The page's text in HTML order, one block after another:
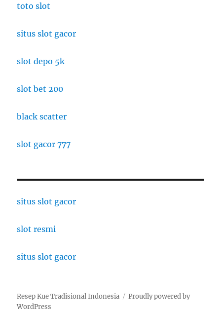
toto slot
situs slot gacor
slot depo 5k
slot bet 200
black scatter
slot gacor 777
situs slot gacor
slot resmi
situs slot gacor
Resep Kue Tradisional Indonesia
Proudly powered by
WordPress